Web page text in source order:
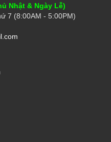
Nhật & Ngày Lễ)
7 (8:00AM - 5:00PM)